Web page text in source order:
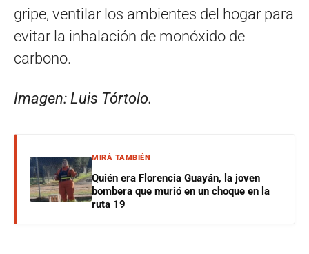
gripe, ventilar los ambientes del hogar para
evitar la inhalación de monóxido de
carbono.
Imagen: Luis Tórtolo.
MIRÁ TAMBIÉN
Quién era Florencia Guayán, la joven
bombera que murió en un choque en la
ruta 19